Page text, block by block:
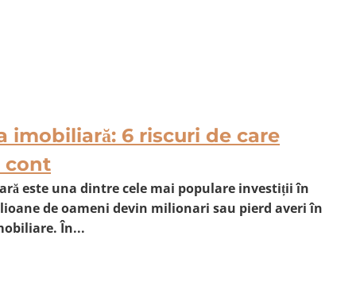
imobiliară: 6 riscuri de care
cont
este una dintre cele mai populare investiții în
de oameni devin milionari sau pierd averi în
În...